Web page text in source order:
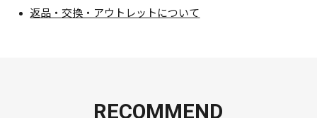
返品・交換・アウトレットについて
RECOMMEND